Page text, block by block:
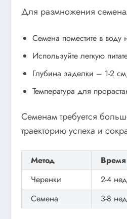
Для размножения
Семена поместите в
Используйте легкую
Глубина заделки – 1-2
Температура для
Семенам требуется
траекторию успеха и
Метод
Черенки
2-4
Семена
3-8